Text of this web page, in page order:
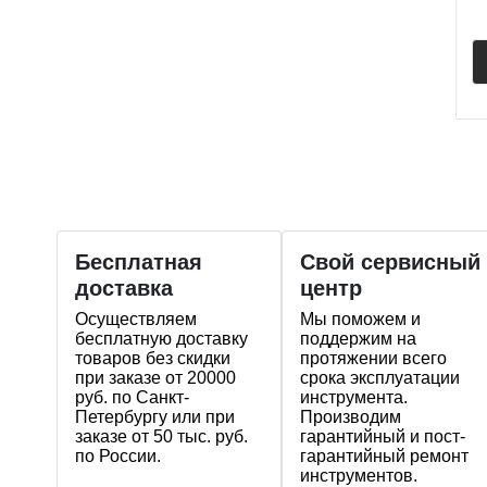
Бесплатная
доставка
Осуществляем
бесплатную доставку
товаров без скидки
при заказе от 20000
руб. по Санкт-
Петербургу или при
заказе от 50 тыс. руб.
по России.
Свой сервисный
центр
Мы поможем и
поддержим на
протяжении всего
срока эксплуатации
инструмента.
Производим
гарантийный и пост-
гарантийный ремонт
инструментов.